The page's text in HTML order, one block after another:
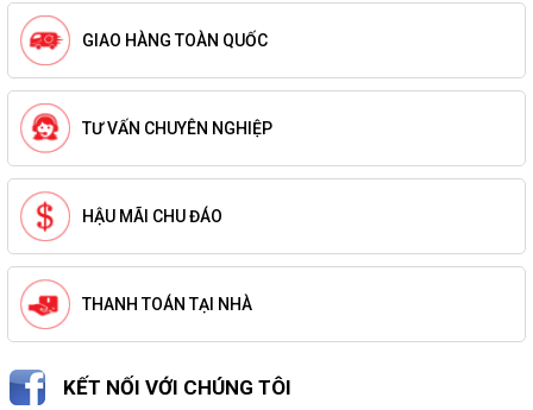
GIAO HÀNG TOÀN QUỐC
TƯ VẤN CHUYÊN NGHIỆP
HẬU MÃI CHU ĐÁO
THANH TOÁN TẠI NHÀ
KẾT NỐI VỚI CHÚNG TÔI